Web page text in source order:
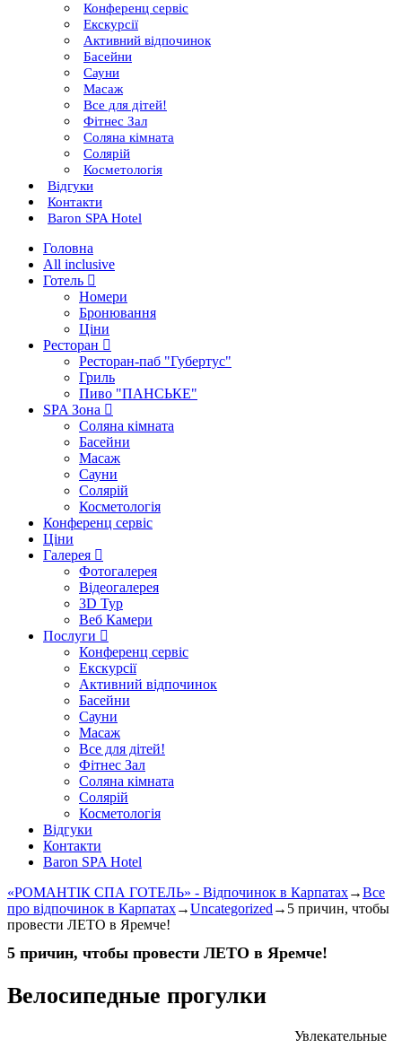
Конференц сервіс
Екскурсії
Активний відпочинок
Басейни
Сауни
Масаж
Все для дітей!
Фітнес Зал
Соляна кімната
Солярій
Косметологія
Відгуки
Контакти
Baron SPA Hotel
Головна
All inclusive
Готель
Номери
Бронювання
Ціни
Ресторан
Ресторан-паб "Губертус"
Гриль
Пиво "ПАНСЬКЕ"
SPA Зона
Соляна кімната
Басейни
Масаж
Сауни
Солярій
Косметологія
Конференц сервіс
Ціни
Галерея
Фотогалерея
Відеогалерея
3D Тур
Веб Камери
Послуги
Конференц сервіс
Екскурсії
Активний відпочинок
Басейни
Сауни
Масаж
Все для дітей!
Фітнес Зал
Соляна кімната
Солярій
Косметологія
Відгуки
Контакти
Baron SPA Hotel
«РОМАНТІК СПА ГОТЕЛЬ» - Відпочинок в Карпатах→Все
про відпочинок в Карпатах→Uncategorized → 5 причин, чтобы
провести ЛЕТО в Яремче!
5 причин, чтобы провести ЛЕТО в Яремче!
Велосипедные прогулки
Увлекательные